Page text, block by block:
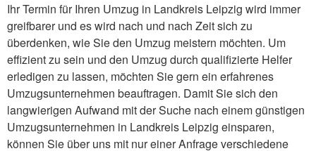
Ihr Termin für Ihren Umzug in Landkreis Leipzig wird immer
greifbarer und es wird nach und nach Zeit sich zu
überdenken, wie Sie den Umzug meistern möchten. Um
effizient zu sein und den Umzug durch qualifizierte Helfer
erledigen zu lassen, möchten Sie gern ein erfahrenes
Umzugsunternehmen beauftragen. Damit Sie sich den
langwierigen Aufwand mit der Suche nach einem günstigen
Umzugsunternehmen in Landkreis Leipzig einsparen,
können Sie über uns mit nur einer Anfrage verschiedene